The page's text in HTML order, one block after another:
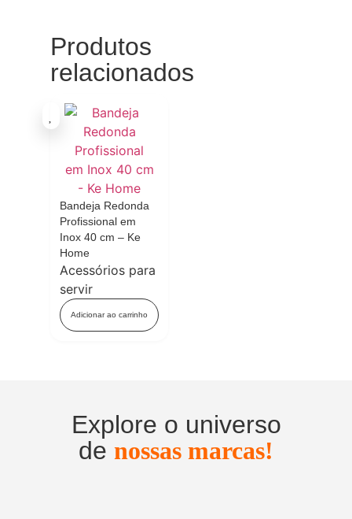
Produtos
relacionados
Bandeja Redonda
Profissional em
Inox 40 cm – Ke
Home
Acessórios para
servir
Adicionar ao carrinho
Explore o universo
de nossas marcas!